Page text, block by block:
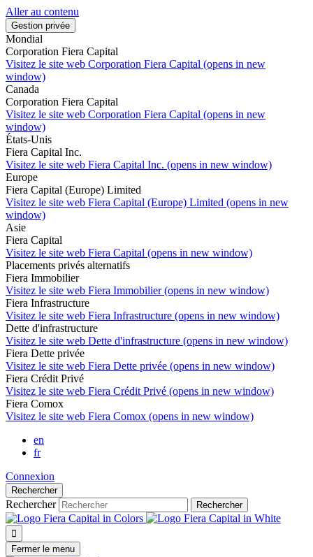
Aller au contenu
Gestion privée
Mondial
Corporation Fiera Capital
Visitez le site web Corporation Fiera Capital (opens in new
window)
Canada
Corporation Fiera Capital
Visitez le site web Corporation Fiera Capital (opens in new
window)
États-Unis
Fiera Capital Inc.
Visitez le site web Fiera Capital Inc. (opens in new window)
Europe
Fiera Capital (Europe) Limited
Visitez le site web Fiera Capital (Europe) Limited (opens in new
window)
Asie
Fiera Capital
Visitez le site web Fiera Capital (opens in new window)
Placements privés alternatifs
Fiera Immobilier
Visitez le site web Fiera Immobilier (opens in new window)
Fiera Infrastructure
Visitez le site web Fiera Infrastructure (opens in new window)
Dette d'infrastructure
Visitez le site web Dette d'infrastructure (opens in new window)
Fiera Dette privée
Visitez le site web Fiera Dette privée (opens in new window)
Fiera Crédit Privé
Visitez le site web Fiera Crédit Privé (opens in new window)
Fiera Comox
Visitez le site web Fiera Comox (opens in new window)
en
fr
Connexion
Rechercher
Rechercher Rechercher

Fermer le menu